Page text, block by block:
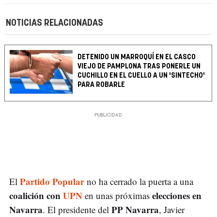
NOTICIAS RELACIONADAS
DETENIDO UN MARROQUÍ EN EL CASCO
VIEJO DE PAMPLONA TRAS PONERLE UN
CUCHILLO EN EL CUELLO A UN 'SINTECHO'
PARA ROBARLE
El Partido Popularno ha cerrado la puerta a una
coalición conUPN en unas próximas elecciones en
Navarra. El presidente del PP Navarra, Javier